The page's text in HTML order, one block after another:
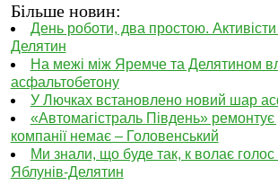
Більше новин:
День роботи, два простою.
Делятин
На межі між Яремче та Делятином
асфальтобетону
У Лючках встановлено новий шар
«Автомагістраль Південь»
компанії немає – Головенський
Ми знали, що буде так, к волає
Яблунів-Делятин